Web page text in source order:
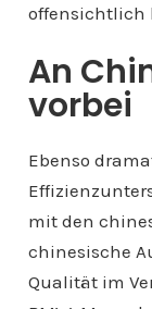
offensichtlich
An
vorbei
Ebenso
mit den
chinesische
Qualität im